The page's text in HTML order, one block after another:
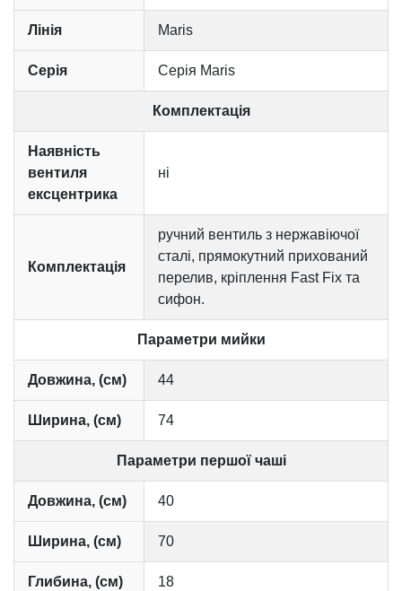
Лінія Maris
Серія Серія Maris
Комплектація
Наявність
вентиля
ексцентрика
ні
Комплектація
ручний вентиль з нержавіючої
сталі, прямокутний прихований
перелив, кріплення Fast Fix та
сифон.
Параметри мийки
Довжина, (см) 44
Ширина, (см) 74
Параметри першої чаші
Довжина, (см) 40
Ширина, (см) 70
Глибина, (см) 18